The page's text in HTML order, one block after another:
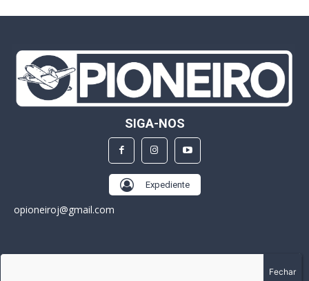
SIGA-NOS
Expediente
opioneiroj@gmail.com